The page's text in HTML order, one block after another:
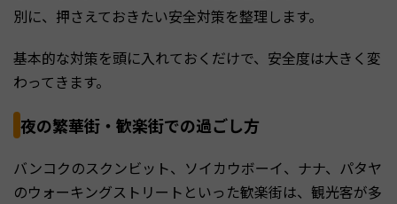
別に、押さえておきたい安全対策を整理します。
基本的な対策を頭に入れておくだけで、安全度は大きく変
わってきます。
夜の繁華街・歓楽街での過ごし方
バンコクのスクンビット、ソイカウボーイ、ナナ、パタヤ
のウォーキングストリートといった歓楽街は、観光客が多